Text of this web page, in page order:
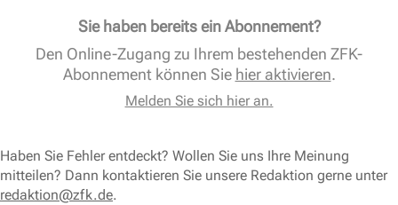
Sie haben bereits ein Abonnement?
Den Online-Zugang zu Ihrem bestehenden ZFK-
Abonnement können Sie hier aktivieren.
Melden Sie sich hier an.
Haben Sie Fehler entdeckt? Wollen Sie uns Ihre Meinung
mitteilen? Dann kontaktieren Sie unsere Redaktion gerne unter
redaktion@zfk.de.